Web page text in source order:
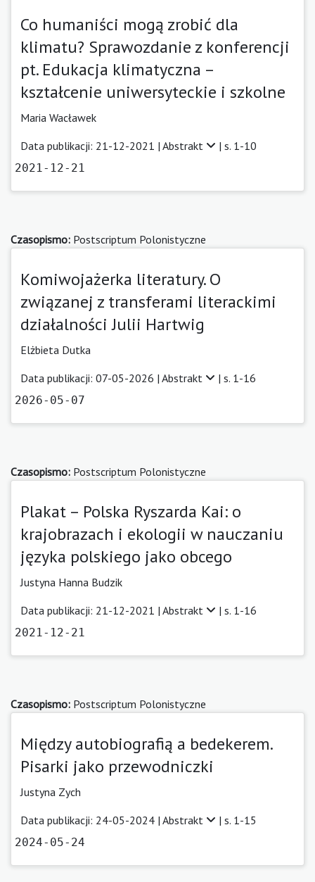
Co humaniści mogą zrobić dla
klimatu? Sprawozdanie z konferencji
pt. Edukacja klimatyczna –
kształcenie uniwersyteckie i szkolne
Maria Wacławek
Data publikacji: 21-12-2021 | Abstrakt | s. 1-10
2021-12-21
Czasopismo: Postscriptum Polonistyczne
Komiwojażerka literatury. O
związanej z transferami literackimi
działalności Julii Hartwig
Elżbieta Dutka
Data publikacji: 07-05-2026 | Abstrakt | s. 1-16
2026-05-07
Czasopismo: Postscriptum Polonistyczne
Plakat – Polska Ryszarda Kai: o
krajobrazach i ekologii w nauczaniu
języka polskiego jako obcego
Justyna Hanna Budzik
Data publikacji: 21-12-2021 | Abstrakt | s. 1-16
2021-12-21
Czasopismo: Postscriptum Polonistyczne
Między autobiografią a bedekerem.
Pisarki jako przewodniczki
Justyna Zych
Data publikacji: 24-05-2024 | Abstrakt | s. 1-15
2024-05-24